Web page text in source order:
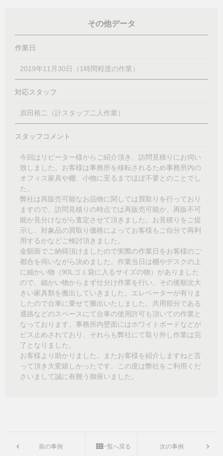
その他データ
作業日
2019年11月30日（1時間程度の作業）
対応スタッフ
原田裕二（計スタッフ二人作業）
スタッフコメント
今回はリピーター様からご紹介頂き、訪問見積りにお伺い
致しました。お客様は事務所を移転されるため事務所内の
オフィス家具や棚、小物に至るまでほぼ不要とのことでし
た。
弊社は再販売可能なお品物に関しては買取りを行っており
ますので、訪問見積りの時点では再販売可能か、再販不可
能か見分けながら査定させて頂きました。お見積りをご提
示し、対象品の買取り価格によってお客様もご自分で再利
用するかなどご検討頂きました。
金額面でご納得頂けましたので実際の作業日をお客様のご
都合を伺いながら決めました。作業当日は棚やデスクの上
に細かい物（90Lゴミ袋に入るサイズの物）がありました
ので、細かい物からまず仕分け作業を行い、その後順次大
きい家具類を搬出していきました。エレベーターが有りま
したので台車に乗せて搬出いたしました。共用部分である
通路などのスペースにて台車の使用許可も頂いての作業と
なっております。事務所内壁面にはホワイトボードなどが
ビス止めされており、それらも弊社にて取り外し作業は完
了となりました。
お客様より助かりました。またお客様を紹介しますねと言
って頂き大変嬉しかったです。この度は弊社をご利用くだ
さいまして誠に有難う御座いました。
前の事例 一覧へ戻る 次の事例